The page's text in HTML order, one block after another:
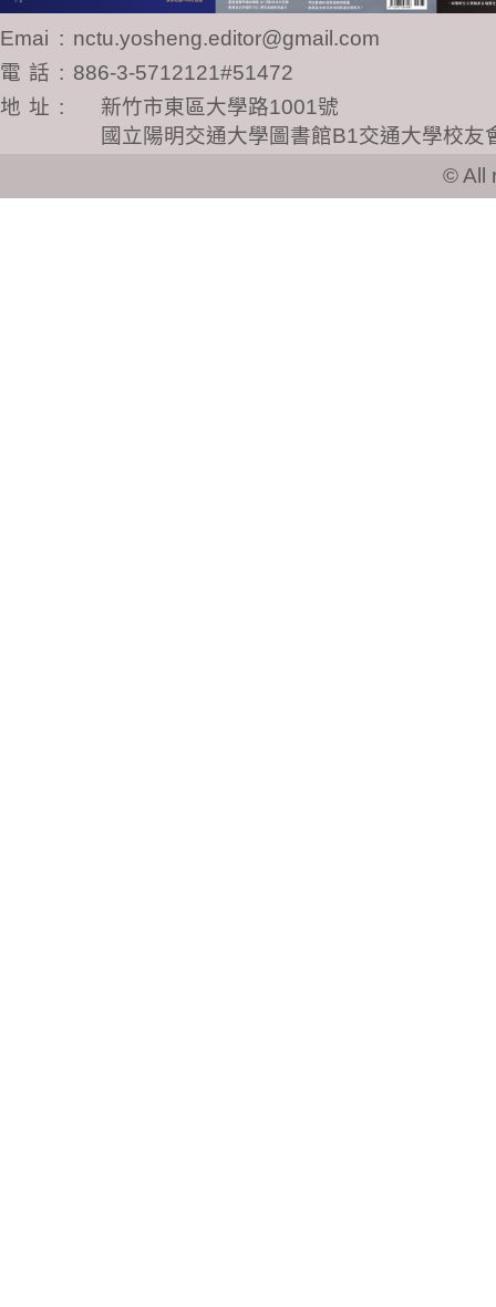
Email : nctu.yosheng.editor@gmail.com
電話 : 886-3-5712121#51472
地址 :
新竹市東區大學路1001號
國立陽明交通大學圖書館B1交通大學校友
© All